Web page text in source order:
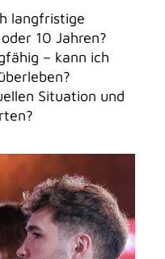
langfristige
10 Jahren?
– kann ich
Situation und